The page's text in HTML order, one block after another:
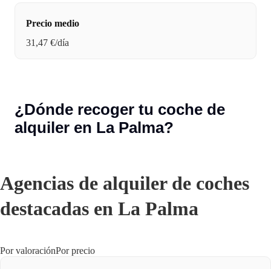
Precio medio
31,47 €/día
¿Dónde recoger tu coche de
alquiler en La Palma?
Agencias de alquiler de coches
destacadas en La Palma
Por valoraciónPor precio